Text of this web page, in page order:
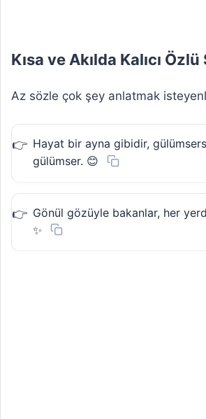
Kısa ve Akılda Kalıcı
Az sözle çok şey anlatmak
Hayat bir ayna gibidir,
gülümser. 😊
Gönül gözüyle bakanlar, her
✨